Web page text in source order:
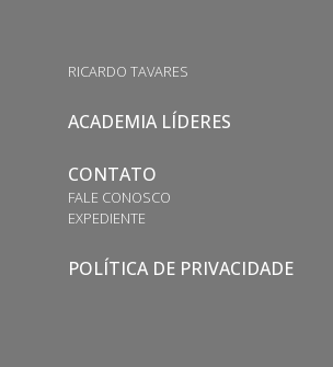
RICARDO TAVARES
ACADEMIA LÍDERES
CONTATO
FALE CONOSCO
EXPEDIENTE
POLÍTICA DE PRIVACIDADE